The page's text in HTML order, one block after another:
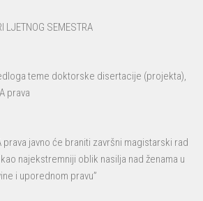
LJETNOG SEMESTRA
teme doktorske disertacije (projekta),
prava
prava javno će braniti završni magistarski rad
najekstremniji oblik nasilja nad ženama u
i uporednom pravu”